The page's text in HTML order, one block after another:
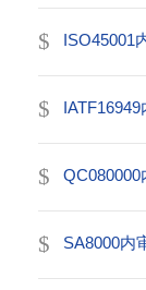
ISO45001
QC080000
SA8000内